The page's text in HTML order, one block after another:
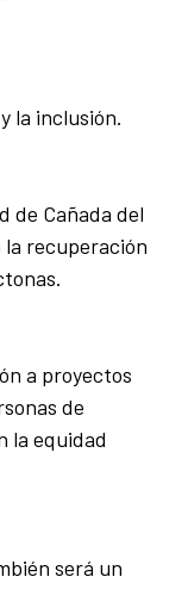
la inclusión.
de Cañada del
la recuperación
a proyectos
de
la equidad
será un